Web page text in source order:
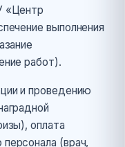
«Центр
выполнения
работ).
и проведению
оплата
(врач,